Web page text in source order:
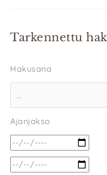
Tarkennettu
Hakusana
Ajanjakso